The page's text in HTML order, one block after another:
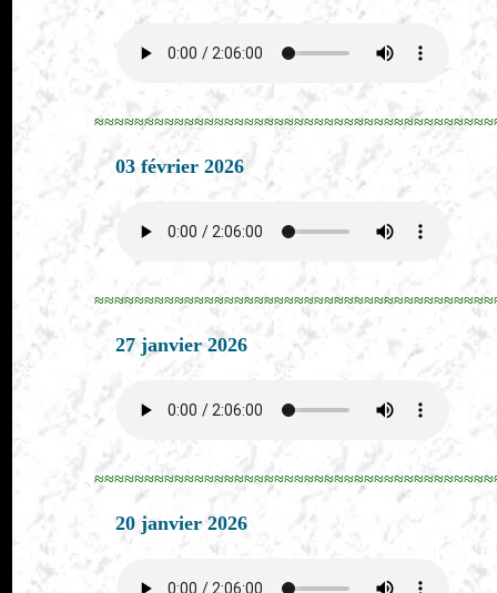
03 février 2026
27 janvier 2026
20 janvier 2026